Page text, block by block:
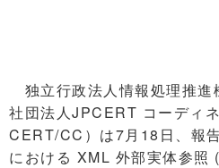
独立行政法人情報処理推進
社団法人JPCERT コーディ
CERT/CC）は7月18日、報
における XML 外部実体参照